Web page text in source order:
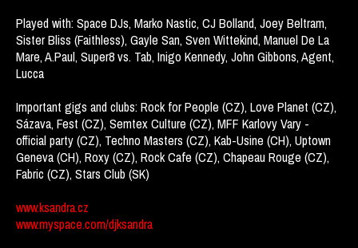
Played with: Space DJs, Marko Nastic, CJ Bolland, Joey Beltram,
Sister Bliss (Faithless), Gayle San, Sven Wittekind, Manuel De La
Mare, A.Paul, Super8 vs. Tab, Inigo Kennedy, John Gibbons, Agent,
Lucca
Important gigs and clubs: Rock for People (CZ), Love Planet (CZ),
Sázava, Fest (CZ), Semtex Culture (CZ), MFF Karlovy Vary -
official party (CZ), Techno Masters (CZ), Kab-Usine (CH), Uptown
Geneva (CH), Roxy (CZ), Rock Cafe (CZ), Chapeau Rouge (CZ),
Fabric (CZ), Stars Club (SK)
www.ksandra.cz
www.myspace.com/djksandra